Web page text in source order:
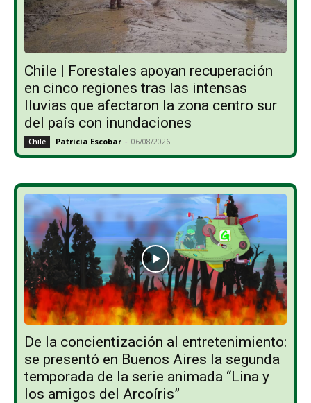
Chile | Forestales apoyan recuperación
en cinco regiones tras las intensas
lluvias que afectaron la zona centro sur
del país con inundaciones
Chile Patricia Escobar - 06/08/2026
De la concientización al entretenimiento:
se presentó en Buenos Aires la segunda
temporada de la serie animada “Lina y
los amigos del Arcoíris”